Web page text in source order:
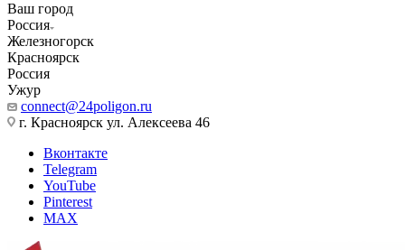
Ваш город
Россия
Железногорск
Красноярск
Россия
Ужур
connect@24poligon.ru
г. Красноярск ул. Алексеева 46
Вконтакте
Telegram
YouTube
Pinterest
MAX